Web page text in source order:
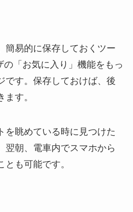
簡易的に保存しておくツー
の「お気に入り」機能をもっ
です。保存しておけば、後
す。
を眺めている時に見つけた
翌朝、電車内でスマホから
とも可能です。